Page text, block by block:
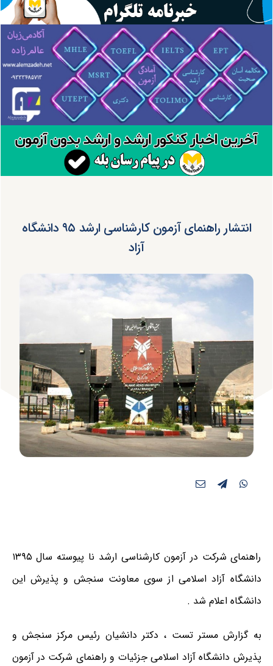
انتشار راهنمای آزمون کارشناسی ارشد ۹۵ دانشگاه
آزاد
راهنمای شرکت در آزمون کارشناسی ارشد نا پیوسته سال ۱۳۹۵
دانشگاه آزاد اسلامی از سوی معاونت سنجش و پذیرش این
دانشگاه اعلام شد .
به گزارش مستر تست ، دکتر دانشیان رئیس مرکز سنجش و
پذیرش دانشگاه آزاد اسلامی جزئیات و راهنمای شرکت در آزمون